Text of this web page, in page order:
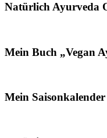
Natürlich Ayurveda
Mein Buch „Vegan
Mein Saisonkalender